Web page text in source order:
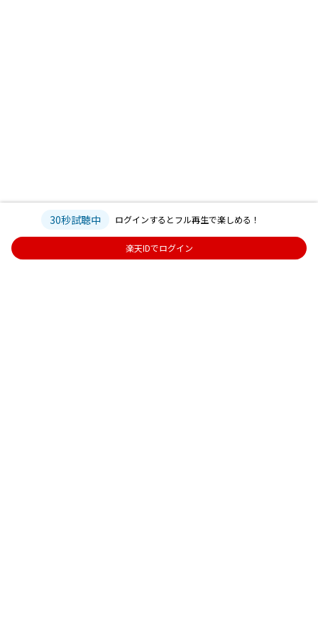
30秒試聴中 ログインするとフル再生で楽しめる！
楽天IDでログイン